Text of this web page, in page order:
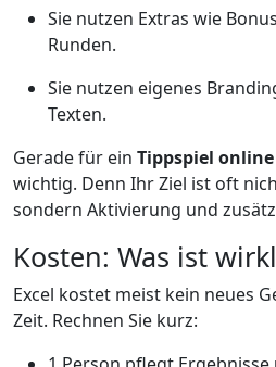
Sie nutzen Extras wie
Runden.
Sie nutzen eigenes
Texten.
Gerade für ein Tippspiel
wichtig. Denn Ihr Ziel ist oft
sondern Aktivierung und
Kosten: Was ist
Excel kostet meist kein neues
Zeit. Rechnen Sie kurz: